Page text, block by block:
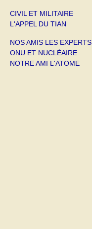
CIVIL ET MILITAIRE
L'APPEL DU TIAN
NOS AMIS LES EXPERTS
ONU ET NUCLÉAIRE
NOTRE AMI L'ATOME